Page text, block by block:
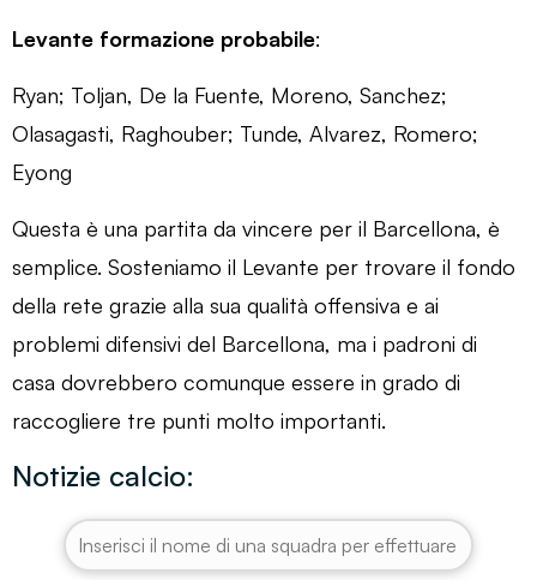
Levante formazione probabile:
Ryan; Toljan, De la Fuente, Moreno, Sanchez;
Olasagasti, Raghouber; Tunde, Alvarez, Romero;
Eyong
Questa è una partita da vincere per il Barcellona, ​​è
semplice. Sosteniamo il Levante per trovare il fondo
della rete grazie alla sua qualità offensiva e ai
problemi difensivi del Barcellona, ​​ma i padroni di
casa dovrebbero comunque essere in grado di
raccogliere tre punti molto importanti.
Notizie calcio: